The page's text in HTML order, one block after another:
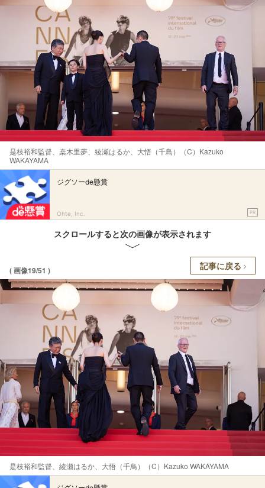
是枝裕和監督、桒木里夢、綾瀬はるか、大悟（千鳥）（C）Kazuko
WAKAYAMA
ジグソーde懸賞
Ohte, Inc. PR
スクロールすると次の画像が表示されます
( 画像19/51 ) 記事に戻る
是枝裕和監督、綾瀬はるか、大悟（千鳥）（C）Kazuko WAKAYAMA